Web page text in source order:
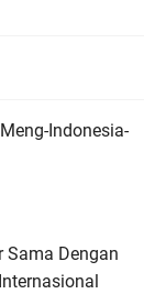
Indonesia-
Sama Dengan